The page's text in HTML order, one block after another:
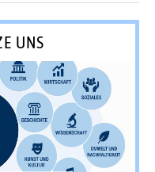
UNS